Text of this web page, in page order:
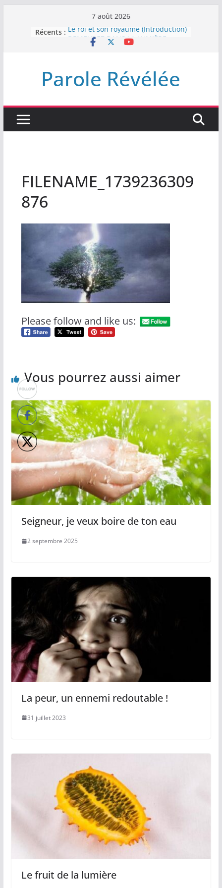
7 août 2026
Récents : Le roi et son royaume (Introduction)
DEMEUREZ DANS LA LUMIÈRE
LABAN
L’INTERVENTION DE DIEU
Parole Révélée
FILENAME_1739236309
876
Please follow and like us:
Vous pourrez aussi aimer
Seigneur, je veux boire de ton eau
2 septembre 2025
La peur, un ennemi redoutable !
31 juillet 2023
Le fruit de la lumière